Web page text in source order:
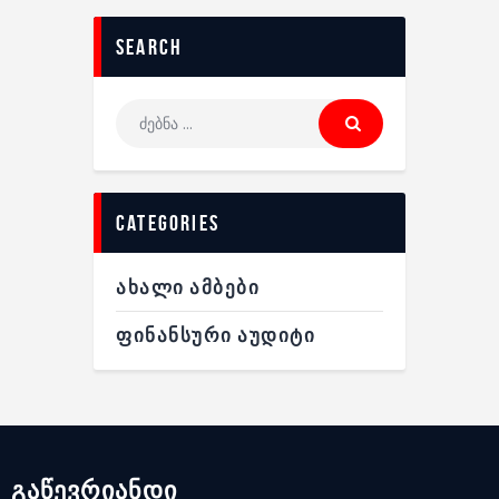
search
categories
ᲐᲮᲐᲚᲘ ᲐᲛᲑᲔᲑᲘ
ᲤᲘᲜᲐᲜᲡᲣᲠᲘ ᲐᲣᲓᲘᲢᲘ
გაწევრიანდი